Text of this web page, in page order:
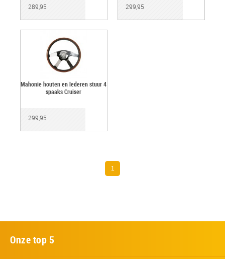
289,95 299,95
Mahonie houten en lederen stuur 4
spaaks Cruiser
299,95
1
Onze top 5